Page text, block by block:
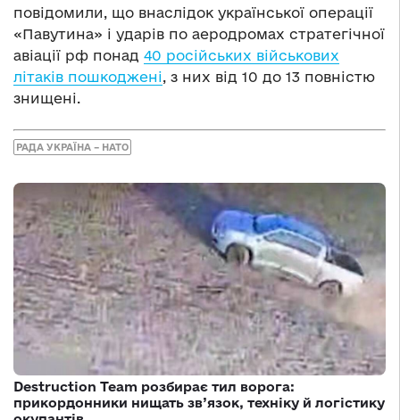
повідомили, що внаслідок української операції
«Павутина» і ударів по аеродромах стратегічної
авіації рф понад 40 російських військових
літаків пошкоджені, з них від 10 до 13 повністю
знищені.
РАДА УКРАЇНА – НАТО
Destruction Team розбирає тил ворога:
прикордонники нищать зв’язок, техніку й логістику